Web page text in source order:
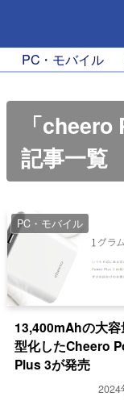
PC・モバイル
「
記事一覧
PC・モバイル
13,400mAhの大
型化したCheero
Plus 3が発売
2024